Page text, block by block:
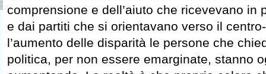
comprensione e dell’aiuto che ricevevano in
e dai partiti che si orientavano verso il
l’aumento delle disparità le persone che
politica, per non essere emarginate, stanno